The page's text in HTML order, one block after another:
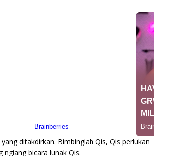
ditakdirkan. Bimbinglah Qis, Qis perlukan
ngiang bicara lunak Qis.